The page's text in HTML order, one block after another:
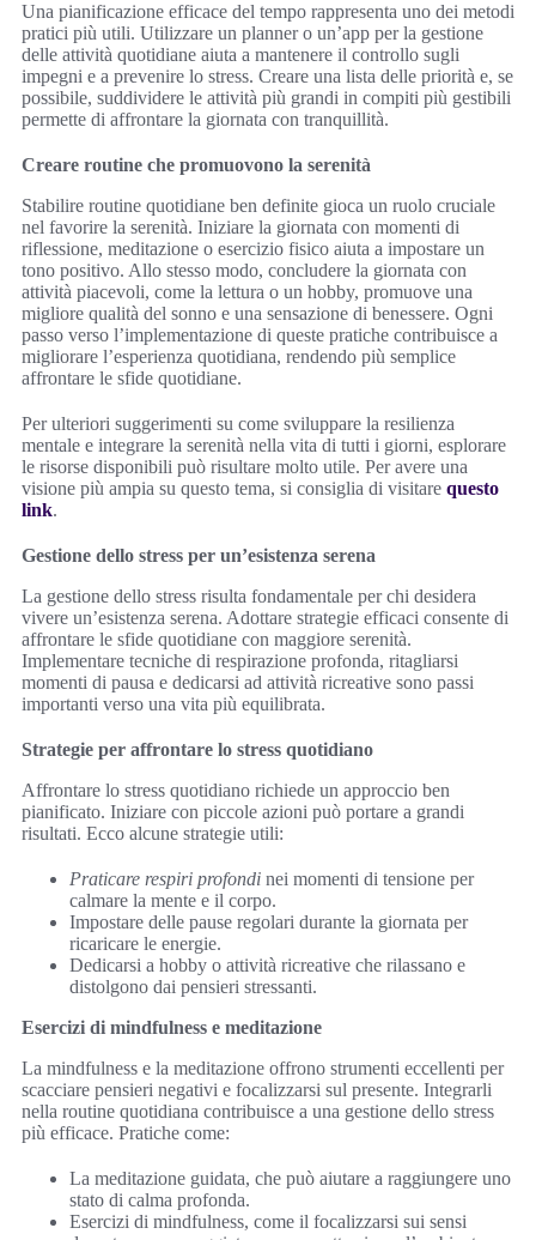
Una pianificazione efficace del tempo rappresenta uno dei metodi
pratici più utili. Utilizzare un planner o un’app per la gestione
delle attività quotidiane aiuta a mantenere il controllo sugli
impegni e a prevenire lo stress. Creare una lista delle priorità e, se
possibile, suddividere le attività più grandi in compiti più gestibili
permette di affrontare la giornata con tranquillità.
Creare routine che promuovono la serenità
Stabilire routine quotidiane ben definite gioca un ruolo cruciale
nel favorire la serenità. Iniziare la giornata con momenti di
riflessione, meditazione o esercizio fisico aiuta a impostare un
tono positivo. Allo stesso modo, concludere la giornata con
attività piacevoli, come la lettura o un hobby, promuove una
migliore qualità del sonno e una sensazione di benessere. Ogni
passo verso l’implementazione di queste pratiche contribuisce a
migliorare l’esperienza quotidiana, rendendo più semplice
affrontare le sfide quotidiane.
Per ulteriori suggerimenti su come sviluppare la resilienza
mentale e integrare la serenità nella vita di tutti i giorni, esplorare
le risorse disponibili può risultare molto utile. Per avere una
visione più ampia su questo tema, si consiglia di visitare questo
link.
Gestione dello stress per un’esistenza serena
La gestione dello stress risulta fondamentale per chi desidera
vivere un’esistenza serena. Adottare strategie efficaci consente di
affrontare le sfide quotidiane con maggiore serenità.
Implementare tecniche di respirazione profonda, ritagliarsi
momenti di pausa e dedicarsi ad attività ricreative sono passi
importanti verso una vita più equilibrata.
Strategie per affrontare lo stress quotidiano
Affrontare lo stress quotidiano richiede un approccio ben
pianificato. Iniziare con piccole azioni può portare a grandi
risultati. Ecco alcune strategie utili:
Praticare respiri profondi nei momenti di tensione per
calmare la mente e il corpo.
Impostare delle pause regolari durante la giornata per
ricaricare le energie.
Dedicarsi a hobby o attività ricreative che rilassano e
distolgono dai pensieri stressanti.
Esercizi di mindfulness e meditazione
La mindfulness e la meditazione offrono strumenti eccellenti per
scacciare pensieri negativi e focalizzarsi sul presente. Integrarli
nella routine quotidiana contribuisce a una gestione dello stress
più efficace. Pratiche come:
La meditazione guidata, che può aiutare a raggiungere uno
stato di calma profonda.
Esercizi di mindfulness, come il focalizzarsi sui sensi